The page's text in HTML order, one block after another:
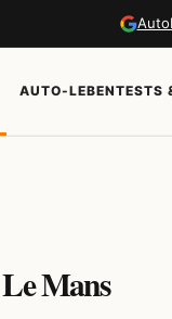
AUTO-LEBENTESTS
Mans